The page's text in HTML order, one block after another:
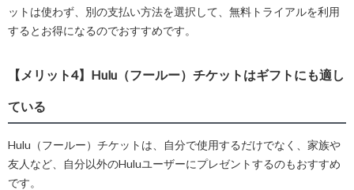
ットは使わず、別の支払い方法を選択して、無料トライアルを利用
するとお得になるのでおすすめです。
【メリット4】Hulu（フールー）チケットはギフトにも適し
ている
Hulu（フールー）チケットは、自分で使用するだけでなく、家族や
友人など、自分以外のHuluユーザーにプレゼントするのもおすすめ
です。